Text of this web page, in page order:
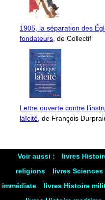
1905, la séparation des
fondateurs , de Collectif
Lettre ouverte contre
laïcité , de François
Voir aussi : livres
religions
livres
immédiate
livres Histoire